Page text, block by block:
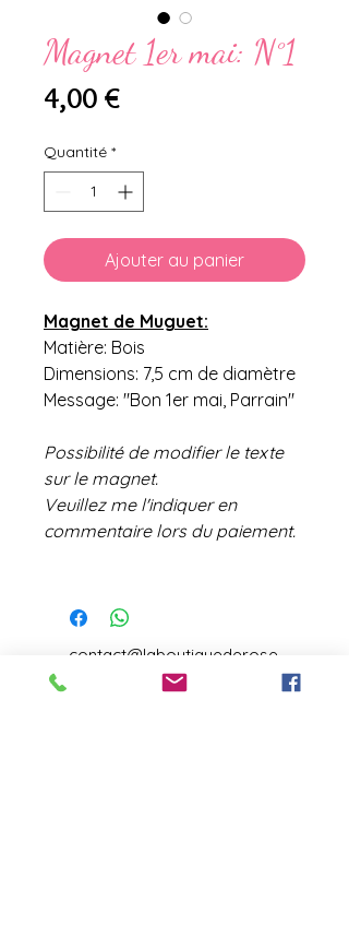
Magnet 1er mai: N°1
4,00 €Prix
Quantité *
Ajouter au panier
Magnet de Muguet:
Matière: Bois
Dimensions: 7,5 cm de diamètre
Message: "Bon 1er mai, Parrain"
Possibilité de modifier le texte
sur le magnet.
Veuillez me l'indiquer en
commentaire lors du paiement.
contact@laboutiquederose.
com
Mentions légales